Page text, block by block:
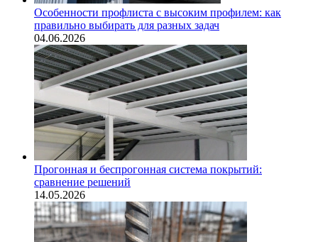
Особенности профлиста с высоким профилем: как
правильно выбирать для разных задач
04.06.2026
Прогонная и беспрогонная система покрытий:
сравнение решений
14.05.2026